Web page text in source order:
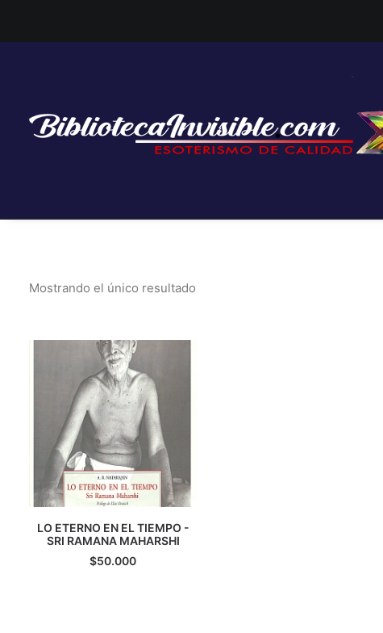
Mostrando el único resultado
AGREGAR AL CARRITO
LO ETERNO EN EL TIEMPO -
SRI RAMANA MAHARSHI
$50.000